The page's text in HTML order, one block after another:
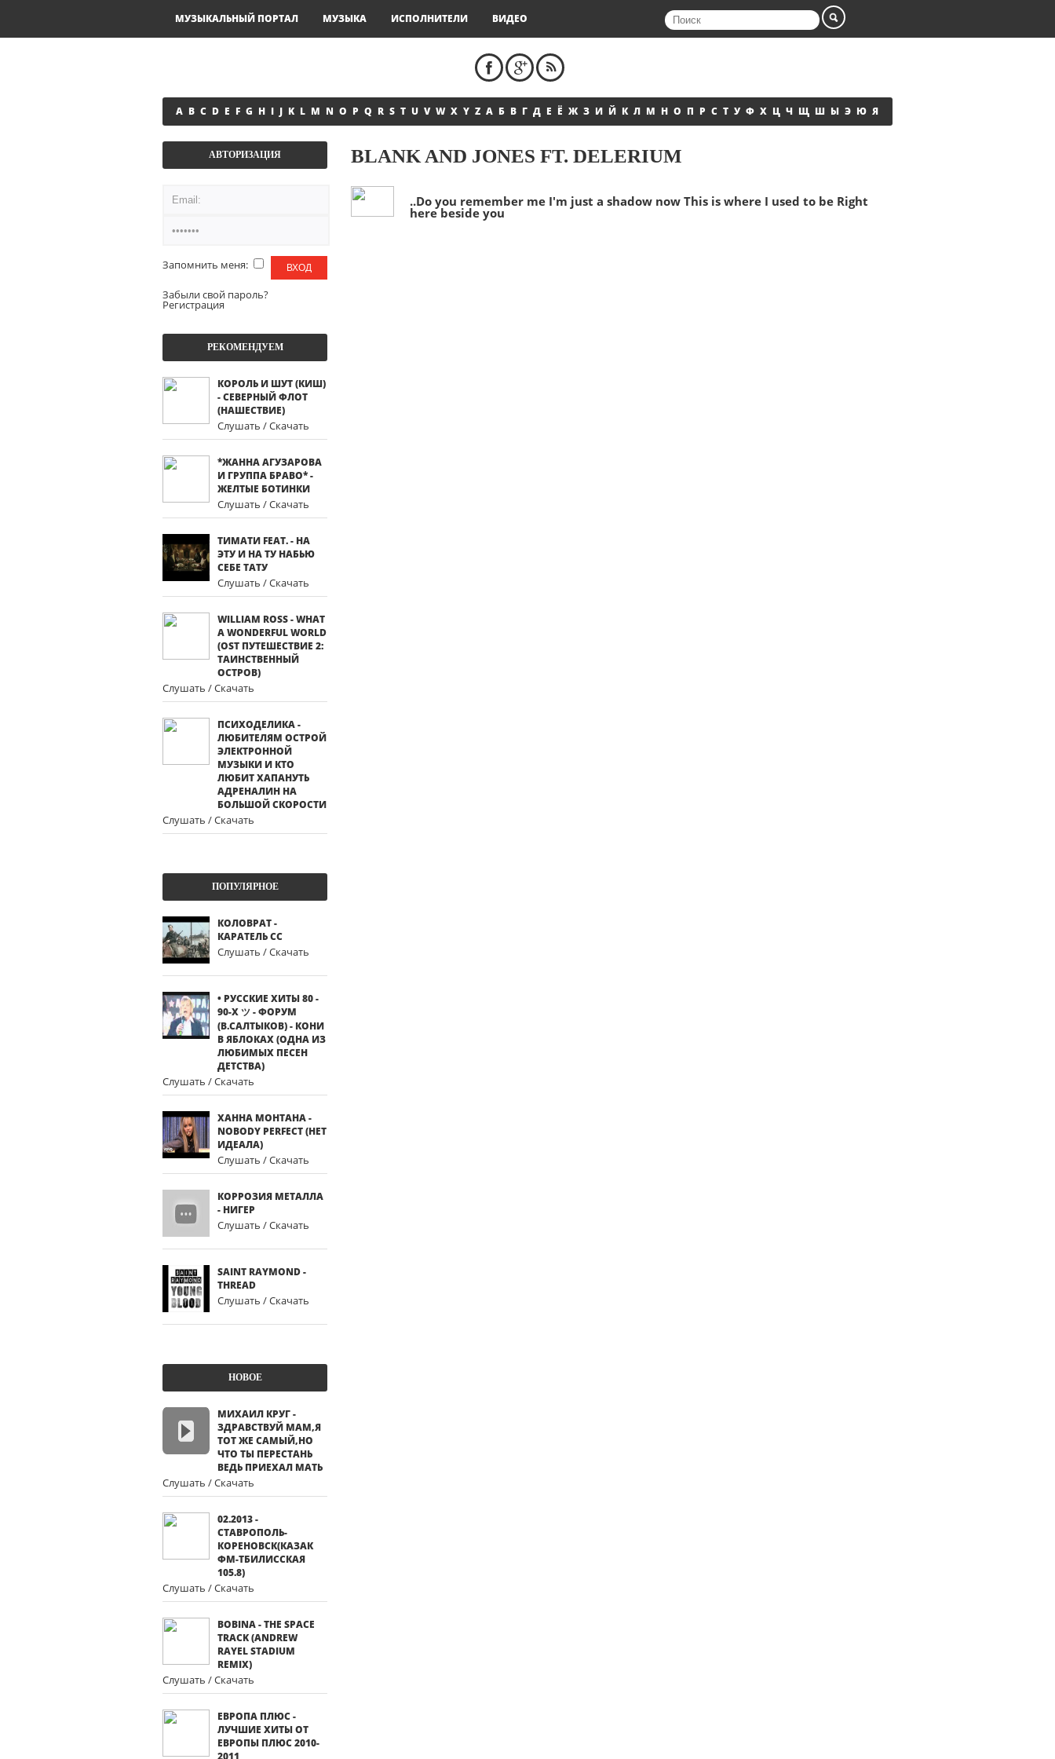
МУЗЫКАЛЬНЫЙ ПОРТАЛ МУЗЫКА ИСПОЛНИТЕЛИ ВИДЕО
A B C D E F G H I J K L M N O P Q R S T U V W X Y Z А Б В Г Д Е Ё Ж З И Й К Л М Н О П Р С Т У Ф Х Ц Ч Щ Ш Ы Э Ю Я
АВТОРИЗАЦИЯ
Запомнить меня:
Забыли свой пароль?
Регистрация
РЕКОМЕНДУЕМ
КОРОЛЬ И ШУТ (КИШ)
- СЕВЕРНЫЙ ФЛОТ
(НАШЕСТВИЕ)
Слушать / Скачать
*ЖАННА АГУЗАРОВА
И ГРУППА БРАВО* -
ЖЕЛТЫЕ БОТИНКИ
Слушать / Скачать
ТИМАТИ FEAT. - НА
ЭТУ И НА ТУ НАБЬЮ
СЕБЕ ТАТУ
Слушать / Скачать
WILLIAM ROSS - WHAT
A WONDERFUL WORLD
(OST ПУТЕШЕСТВИЕ 2:
ТАИНСТВЕННЫЙ
ОСТРОВ)
Слушать / Скачать
ПСИХОДЕЛИКА -
ЛЮБИТЕЛЯМ ОСТРОЙ
ЭЛЕКТРОННОЙ
МУЗЫКИ И КТО
ЛЮБИТ ХАПАНУТЬ
АДРЕНАЛИН НА
БОЛЬШОЙ СКОРОСТИ
Слушать / Скачать
ПОПУЛЯРНОЕ
КОЛОВРАТ -
КАРАТЕЛЬ СС
Слушать / Скачать
• РУССКИЕ ХИТЫ 80 -
90-Х ツ - ФОРУМ
(В.САЛТЫКОВ) - КОНИ
В ЯБЛОКАХ (ОДНА ИЗ
ЛЮБИМЫХ ПЕСЕН
ДЕТСТВА)
Слушать / Скачать
ХАННА МОНТАНА -
NOBODY PERFECT (НЕТ
ИДЕАЛА)
Слушать / Скачать
КОРРОЗИЯ МЕТАЛЛА
- НИГЕР
Слушать / Скачать
SAINT RAYMOND -
THREAD
Слушать / Скачать
НОВОЕ
МИХАИЛ КРУГ -
ЗДРАВСТВУЙ МАМ,Я
ТОТ ЖЕ САМЫЙ,НО
ЧТО ТЫ ПЕРЕСТАНЬ
ВЕДЬ ПРИЕХАЛ МАТЬ
Слушать / Скачать
02.2013 -
СТАВРОПОЛЬ-
КОРЕНОВСК(КАЗАК
ФМ-ТБИЛИССКАЯ
105.8)
Слушать / Скачать
BOBINA - THE SPACE
TRACK (ANDREW
RAYEL STADIUM
REMIX)
Слушать / Скачать
ЕВРОПА ПЛЮС -
ЛУЧШИЕ ХИТЫ ОТ
ЕВРОПЫ ПЛЮС 2010-
2011
BLANK AND JONES FT. DELERIUM
..Do you remember me I'm just a shadow now This is where I used to be Right
here beside you